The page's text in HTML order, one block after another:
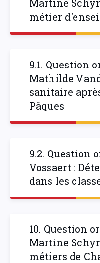
Martine
métier
9.1. Question
Mathilde
sanitaire
Pâques
9.2. Question
Vossaert :
dans les
10. Question
Martine
métiers de